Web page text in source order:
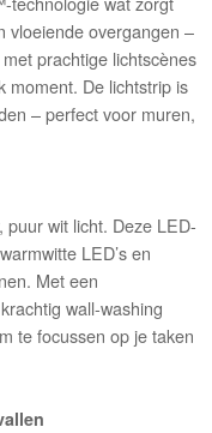
vloeiende overgangen –
prachtige lichtscènes
moment. De lichtstrip is
– perfect voor muren,
wit licht. Deze LED-
LED’s en
Met een
wall-washing
te focussen op je taken